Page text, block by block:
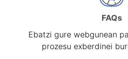
FAQs
Ebatzi gure webgunean
prozesu exberdinei